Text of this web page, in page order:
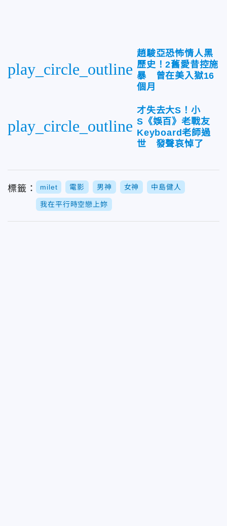
play_circle_outline
趙駿亞恐怖情人黑
歷史！2舊愛昔控施
暴 曾在美入獄16
個月
play_circle_outline
才失去大S！小
S《娛百》老戰友
Keyboard老師過
世 發聲哀悼了
標籤： milet 電影 男神 女神 中島健人
我在平行時空戀上妳